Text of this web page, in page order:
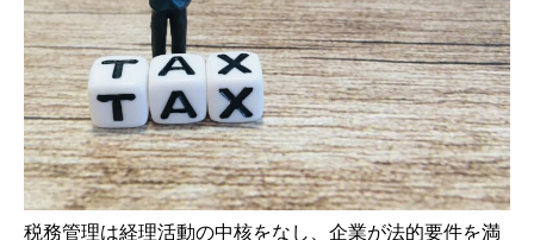
税務管理は経理活動の中核をなし、企業が法的要件を満